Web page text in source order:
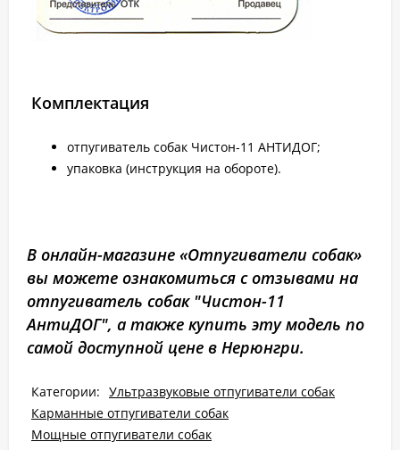
Комплектация
отпугиватель собак Чистон-11 АНТИДОГ;
упаковка (инструкция на обороте).
В онлайн-магазине «Отпугиватели собак»
вы можете ознакомиться с отзывами на
отпугиватель собак "Чистон-11
АнтиДОГ", а также купить эту модель по
самой доступной цене в Нерюнгри.
Категории: Ультразвуковые отпугиватели собак
Карманные отпугиватели собак
Мощные отпугиватели собак